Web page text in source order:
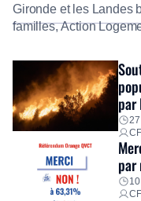
Gironde et les Landes
familles, Action
Fidèle à sa mission
immédiatement ses
personnalisé, des
premières dépenses,
par
par